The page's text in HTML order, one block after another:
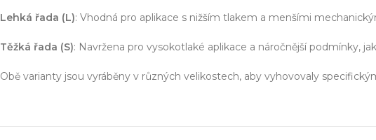
Lehká řada (L): Vhodná pro aplikace s nižším tlakem a menšími
Těžká řada (S): Navržena pro vysokotlaké aplikace a náročnější podmínky,
Obě varianty jsou vyráběny v různých velikostech, aby vyhovovaly